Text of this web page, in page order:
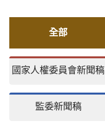
全部
國家人權委員會新聞稿
監委新聞稿